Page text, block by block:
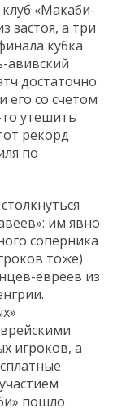
«Макаби-
застоя, а три
кубка
авивский
достаточно
его со счетом
утешить
рекорд
по
им явно
соперника
тоже)
евреев из
игроков, а
пошло